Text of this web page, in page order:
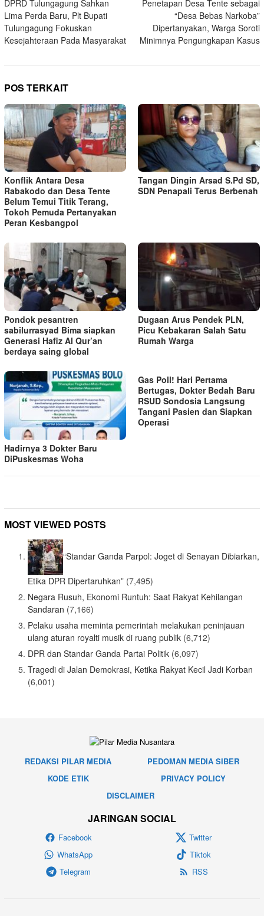
pos
DPRD Tulungagung Sahkan
Lima Perda Baru, Plt Bupati
Tulungagung Fokuskan
Kesejahteraan Pada Masyarakat
Penetapan Desa Tente sebagai
“Desa Bebas Narkoba”
Dipertanyakan, Warga Soroti
Minimnya Pengungkapan Kasus
POS TERKAIT
Konflik Antara Desa
Rabakodo dan Desa Tente
Belum Temui Titik Terang,
Tokoh Pemuda Pertanyakan
Peran Kesbangpol
Tangan Dingin Arsad S.Pd SD,
SDN Penapali Terus Berbenah
Pondok pesantren
sabilurrasyad Bima siapkan
Generasi Hafiz Al Qur’an
berdaya saing global
Dugaan Arus Pendek PLN,
Picu Kebakaran Salah Satu
Rumah Warga
Hadirnya 3 Dokter Baru
DiPuskesmas Woha
Gas Poll! Hari Pertama
Bertugas, Dokter Bedah Baru
RSUD Sondosia Langsung
Tangani Pasien dan Siapkan
Operasi
MOST VIEWED POSTS
“Standar Ganda Parpol: Joget di Senayan Dibiarkan,
Etika DPR Dipertaruhkan” (7,495)
Negara Rusuh, Ekonomi Runtuh: Saat Rakyat Kehilangan
Sandaran (7,166)
Pelaku usaha meminta pemerintah melakukan peninjauan
ulang aturan royalti musik di ruang publik (6,712)
DPR dan Standar Ganda Partai Politik (6,097)
Tragedi di Jalan Demokrasi, Ketika Rakyat Kecil Jadi Korban
(6,001)
REDAKSI PILAR MEDIA
PEDOMAN MEDIA SIBER
KODE ETIK
PRIVACY POLICY
DISCLAIMER
JARINGAN SOCIAL
Facebook
Twitter
WhatsApp
Tiktok
Telegram
RSS